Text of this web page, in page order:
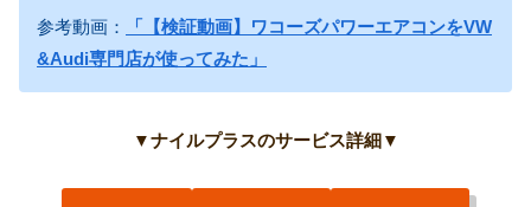
参考動画：
「【検証動画】ワコーズパワーエアコンをVW
&Audi専門店が使ってみた」
▼ナイルプラスのサービス詳細▼